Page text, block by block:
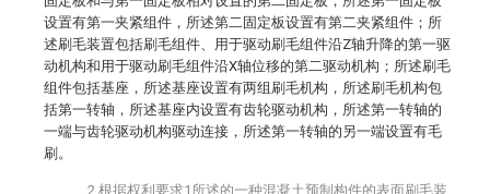
设置有第一夹紧组件，所述第二固定板设置有第二夹紧组件；所
述刷毛装置包括刷毛组件、用于驱动刷毛组件沿Z轴升降的第一驱
动机构和用于驱动刷毛组件沿X轴位移的第二驱动机构；所述刷毛
组件包括基座，所述基座设置有两组刷毛机构，所述刷毛机构包
括第一转轴，所述基座内设置有齿轮驱动机构，所述第一转轴的
一端与齿轮驱动机构驱动连接，所述第一转轴的另一端设置有毛
刷。
2.根据权利要求1所述的一种混凝土预制构件的表面刷毛装